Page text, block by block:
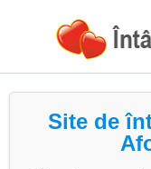
Site de